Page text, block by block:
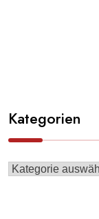
Kategorien